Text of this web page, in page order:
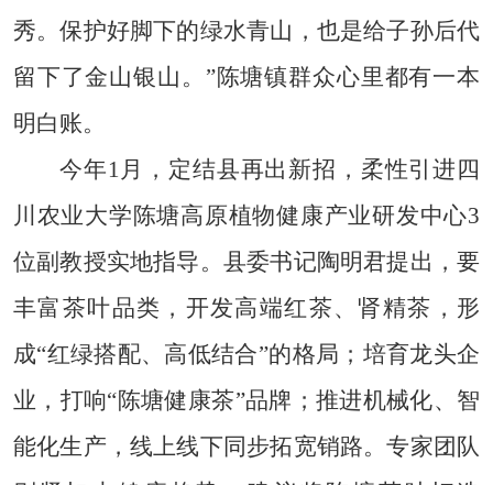
秀。保护好脚下的绿水青山，也是给子孙后代
留下了金山银山。”陈塘镇群众心里都有一本
明白账。
今年1月，定结县再出新招，柔性引进四
川农业大学陈塘高原植物健康产业研发中心3
位副教授实地指导。县委书记陶明君提出，要
丰富茶叶品类，开发高端红茶、肾精茶，形
成“红绿搭配、高低结合”的格局；培育龙头企
业，打响“陈塘健康茶”品牌；推进机械化、智
能化生产，线上线下同步拓宽销路。专家团队